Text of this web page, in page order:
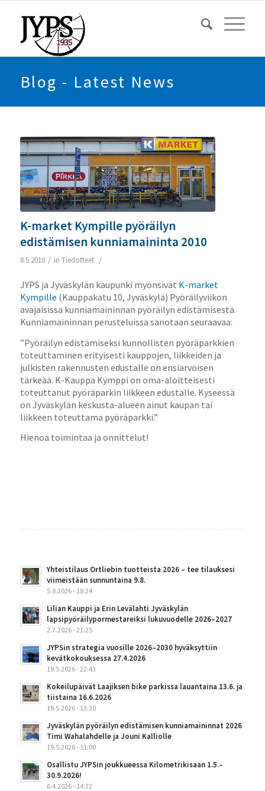
Blog - Latest News
K-market Kympille pyöräilyn
edistämisen kunniamaininta 2010
8.5.2010 / in Tiedotteet /
JYPS ja Jyväskylän kaupunki myönsivät K-market
Kympille (Kauppakatu 10, Jyväskylä) Pyöräilyviikon
avajaisissa kunniamaininnan pyöräilyn edistämisestä.
Kunniamaininnan perusteluissa sanotaan seuraavaa:
”Pyöräilyn edistämiseksi kunnollisten pyöräparkkien
toteuttaminen erityisesti kauppojen, liikkeiden ja
julkisten rakennusten edustalle on ensiarvoisen
tärkeää. K-Kauppa Kymppi on oma-aloitteisesti
toteuttanut pyöräparkin liikkeen edustalle. Kyseessä
on Jyväskylän keskusta-alueen ainut kaupan tai
liikkeen toteuttama pyöräparkki.”
Hienoa toimintaa ja onnittelut!
Yhteistilaus Ortliebin tuotteista 2026 – tee tilauksesi
viimeistään sunnuntaina 9.8.
5.8.2026 - 18:24
Lilian Kauppi ja Erin Levälahti Jyväskylän
lapsipyöräilypormestareiksi lukuvuodelle 2026–2027
2.7.2026 - 21:25
JYPSin strategia vuosille 2026–2030 hyväksyttiin
kevätkokouksessa 27.4.2026
19.5.2026 - 22:43
Kokeilupäivät Laajiksen bike parkissa lauantaina 13.6. ja
tiistaina 16.6.2026
19.5.2026 - 13:30
Jyväskylän pyöräilyn edistämisen kunniamaininnat 2026
Timi Wahalahdelle ja Jouni Kalliolle
19.5.2026 - 11:00
Osallistu JYPSin joukkueessa Kilometrikisaan 1.5.–
30.9.2026!
6.4.2026 - 14:22